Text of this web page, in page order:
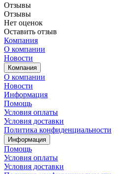
Отзывы
Отзывы
Нет оценок
Оставить отзыв
Компания
О компании
Новости
Компания
О компании
Новости
Информация
Помощь
Условия оплаты
Условия доставки
Политика конфиденциальности
Информация
Помощь
Условия оплаты
Условия доставки